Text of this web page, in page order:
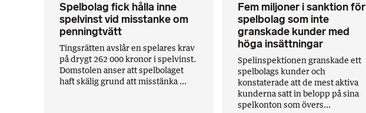
Spelbolag fick hålla inne
spelvinst vid misstanke om
penningtvätt
Tingsrätten avslår en spelares krav
på drygt 262 000 kronor i spelvinst.
Domstolen anser att spelbolaget
haft skälig grund att misstänka ...
Fem miljoner i sanktion för
spelbolag som inte
granskade kunder med
höga insättningar
Spelinspektionen granskade ett
spelbolags kunder och
konstaterade att de mest aktiva
kunderna satt in belopp på sina
spelkonton som övers...